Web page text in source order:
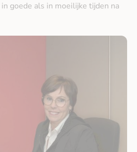
goede als in moeilijke tijden na